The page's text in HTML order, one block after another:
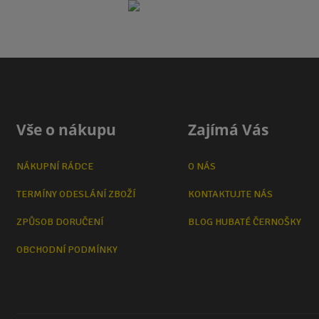
Vše o nákupu
NÁKUPNÍ RÁDCE
TERMÍNY ODESLÁNÍ ZBOŽÍ
ZPŮSOB DORUČENÍ
OBCHODNÍ PODMÍNKY
Zajímá Vás
O NÁS
KONTAKTUJTE NÁS
BLOG HUBATÉ ČERNOŠKY